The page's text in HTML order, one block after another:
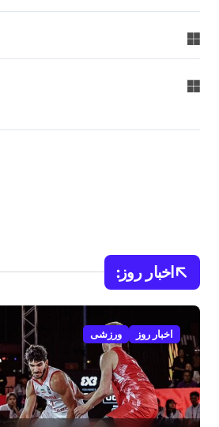
اخبار روز:
اخبار روز ورزشی